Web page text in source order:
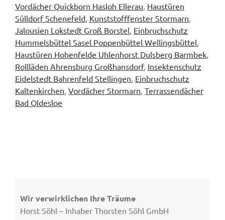
Vordächer Quickborn Hasloh Ellerau, Haustüren
Sülldorf Schenefeld, Kunststofffenster Stormarn,
Jalousien Lokstedt Groß Borstel, Einbruchschutz
Hummelsbüttel Sasel Poppenbüttel Wellingsbüttel,
Haustüren Hohenfelde Uhlenhorst Dulsberg Barmbek,
Rollläden Ahrensburg Großhansdorf, Insektenschutz
Eidelstedt Bahrenfeld Stellingen, Einbruchschutz
Kaltenkirchen, Vordächer Stormarn, Terrassendächer
Bad Oldesloe
Wir verwirklichen Ihre Träume
Horst Söhl – Inhaber Thorsten Söhl GmbH